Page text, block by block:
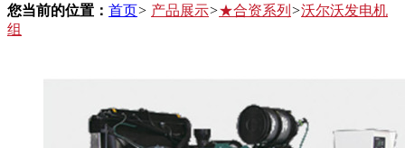
您当前的位置： 首页> 产品展示>★合资系列 >沃尔沃发电机
组